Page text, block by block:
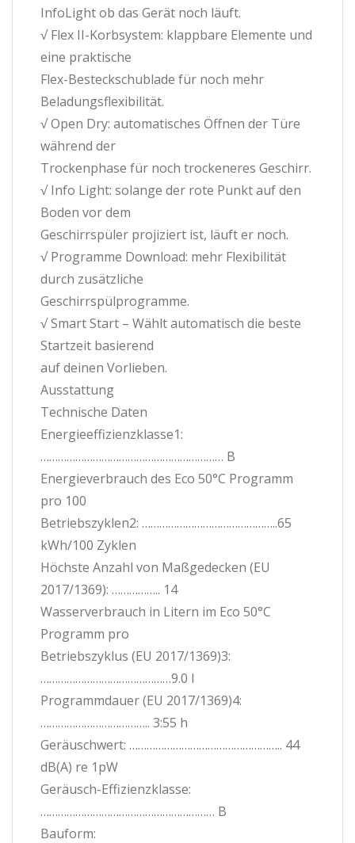
InfoLight ob das Gerät noch läuft.
√ Flex II-Korbsystem: klappbare Elemente und
eine praktische
Flex-Besteckschublade für noch mehr
Beladungsflexibilität.
√ Open Dry: automatisches Öffnen der Türe
während der
Trockenphase für noch trockeneres Geschirr.
√ Info Light: solange der rote Punkt auf den
Boden vor dem
Geschirrspüler projiziert ist, läuft er noch.
√ Programme Download: mehr Flexibilität
durch zusätzliche
Geschirrspülprogramme.
√ Smart Start – Wählt automatisch die beste
Startzeit basierend
auf deinen Vorlieben.
Ausstattung
Technische Daten
Energieeffizienzklasse1:
……………………………………………………… B
Energieverbrauch des Eco 50°C Programm
pro 100
Betriebszyklen2: ………………………………………..65
kWh/100 Zyklen
Höchste Anzahl von Maßgedecken (EU
2017/1369): …………….. 14
Wasserverbrauch in Litern im Eco 50°C
Programm pro
Betriebszyklus (EU 2017/1369)3:
………………………………………9.0 l
Programmdauer (EU 2017/1369)4:
……………………………….. 3:55 h
Geräuschwert: …………………………………………….. 44
dB(A) re 1pW
Geräusch-Effizienzklasse:
…………………………………………………… B
Bauform: